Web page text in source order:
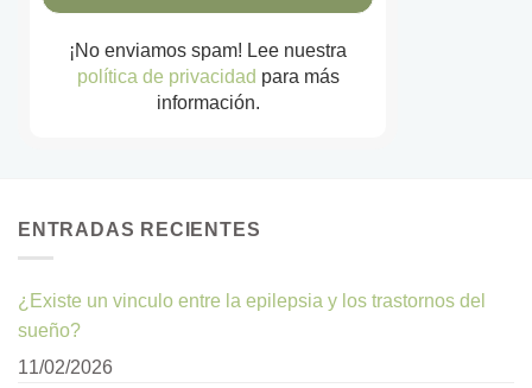
¡No enviamos spam! Lee nuestra
política de privacidad para más
información.
ENTRADAS RECIENTES
¿Existe un vinculo entre la epilepsia y los trastornos del
sueño?
11/02/2026